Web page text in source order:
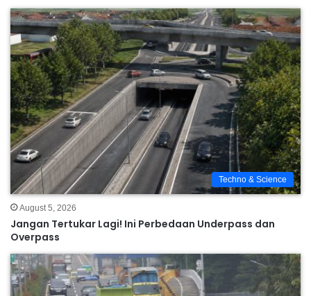
Techno & Science
August 5, 2026
Jangan Tertukar Lagi! Ini Perbedaan Underpass dan
Overpass